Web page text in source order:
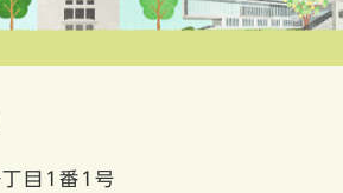
丁目1番1号